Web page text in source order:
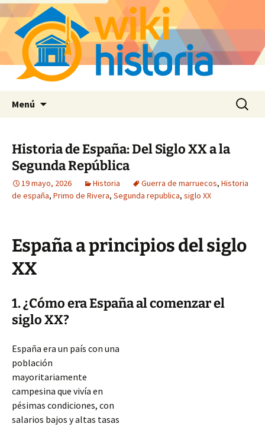
Menú Buscar:
Historia de España: Del Siglo XX a la
Segunda República
19 mayo, 2026 Historia Guerra de marruecos, Historia
de españa, Primo de Rivera, Segunda republica, siglo XX
España a principios del siglo
XX
1. ¿Cómo era España al comenzar el
siglo XX?
España era un país con una
población
mayoritariamente
campesina que vivía en
pésimas condiciones, con
salarios bajos y altas tasas